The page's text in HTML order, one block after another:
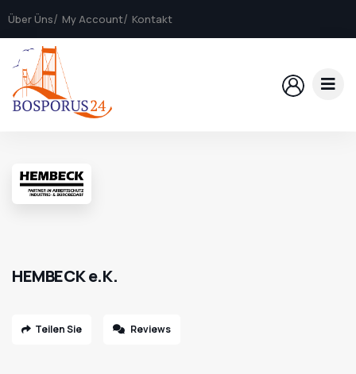
Über Üns My Account Kontakt
HEMBECK e.K.
Teilen Sie Reviews